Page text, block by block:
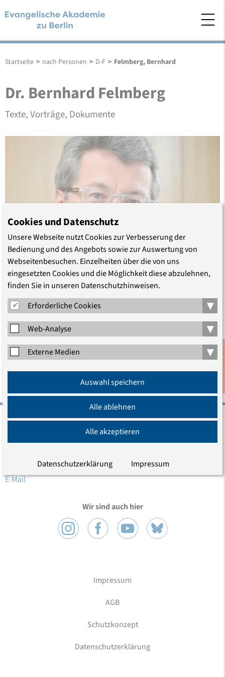
Startseite > nach Personen > D-F > Felmberg, Bernhard
Dr. Bernhard Felmberg
Texte, Vorträge, Dokumente
©EKD
Grußwort zum Symposium: Flüchtlingsschutz in Europa
(2011(PDF, 65.9 KB))
Erschienen am 04.04.2014
Aktualisiert am 27.09.2014
Anmeldung
Evangelische Akademie zu Berlin gGmbH
Charlottenstraße 53/54
Tel.: (030) 203 55 - 0
E-Mail
Wir sind auch hier
Impressum
AGB
Schutzkonzept
Datenschutzerklärung
Cookies und Datenschutz
Unsere Webseite nutzt Cookies zur Verbesserung der
Bedienung und des Angebots sowie zur Auswertung von
Webseitenbesuchen. Einzelheiten über die von uns
eingesetzten Cookies und die Möglichkeit diese abzulehnen,
finden Sie in unseren Datenschutzhinweisen.
Erforderliche Cookies
▾
Web-Analyse ▾
Externe Medien ▾
Auswahl speichern
Alle ablehnen
Alle akzeptieren
Datenschutzerklärung Impressum